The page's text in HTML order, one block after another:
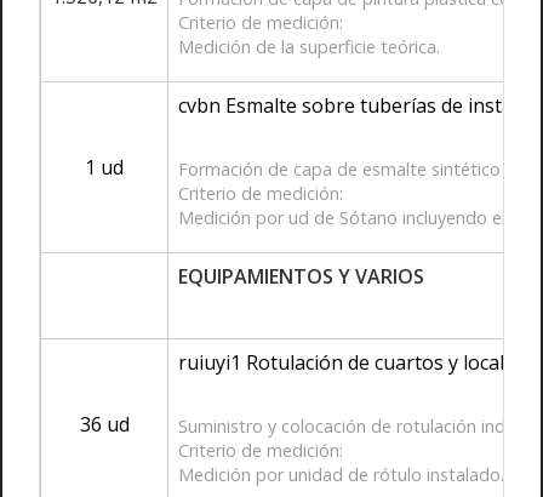
Criterio de medición:
Medición de la superficie teórica.
1 ud
cvbn Esmalte sobre tuberías de
Formación de capa de esmalte sintético
Criterio de medición:
Medición por ud de Sótano incluyendo el
EQUIPAMIENTOS Y VARIOS
36 ud
ruiuyi1 Rotulación de cuartos y locales
Suministro y colocación de rotulación
Criterio de medición:
Medición por unidad de rótulo instalado.